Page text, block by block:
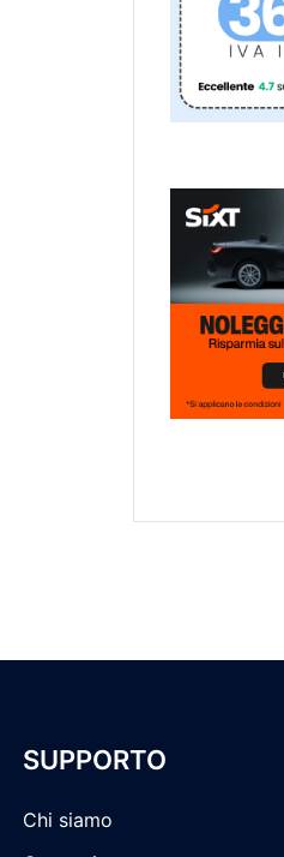
SUPPORTO
Chi siamo